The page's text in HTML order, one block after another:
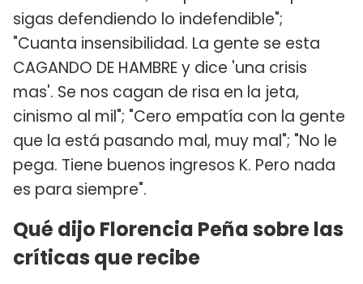
sigas defendiendo lo indefendible";
"Cuanta insensibilidad. La gente se esta
CAGANDO DE HAMBRE y dice 'una crisis
mas'. Se nos cagan de risa en la jeta,
cinismo al mil"; "Cero empatía con la gente
que la está pasando mal, muy mal"; "No le
pega. Tiene buenos ingresos K. Pero nada
es para siempre".
Qué dijo Florencia Peña sobre las
críticas que recibe